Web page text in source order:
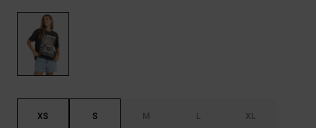
XS S M L XL